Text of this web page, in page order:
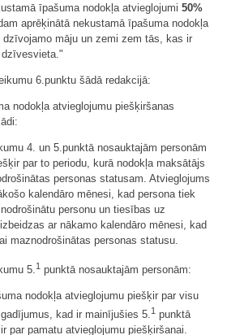
īpašuma nodokļa atvieglojumi 50%
aprēķinātā nekustamā īpašuma nodokļa
māju un zemi zem tās, kas ir
dzīvesvieta."
6.punktu šādā redakcijā:
nodokļa atvieglojumu piešķiršanas
4. un 5.punktā nosauktajām personām
par to periodu, kurā nodokļa maksātājs
personas statusam. Atvieglojums
kalendāro mēnesi, kad persona tiek
personu un tiesības uz
ar nākamo kalendāro mēnesi, kad
maznodrošinātas personas statusu.
5. 1 punktā nosauktajām personām:
nodokļa atvieglojumu piešķir par visu
kad ir mainījušies 5.1 punktā
par pamatu atvieglojumu piešķiršanai.